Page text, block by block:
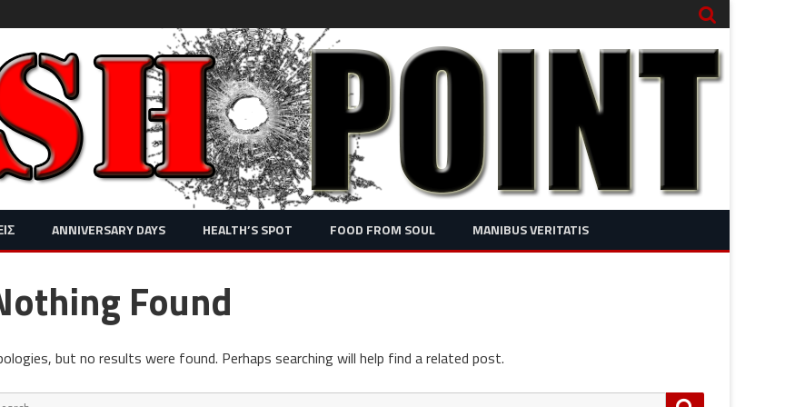
Skip
content
ANNIVERSARY DAYS HEALTH’S SPOT FOOD FROM SOUL MANIBUS VERITATIS
Found
but no results were found. Perhaps searching will help find a related post.